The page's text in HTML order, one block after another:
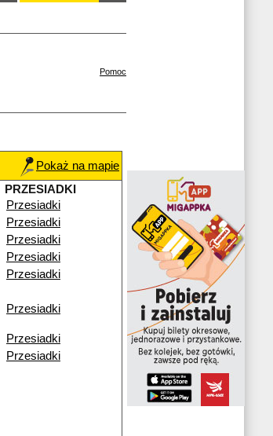
Pomoc
Pokaż na mapie
PRZESIADKI
Przesiadki
Przesiadki
Przesiadki
Przesiadki
Przesiadki
Przesiadki
Przesiadki
Przesiadki